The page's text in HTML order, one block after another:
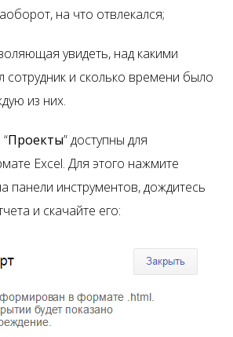
на что отвлекался;
увидеть, над какими
сотрудник и сколько времени было
из них.
Проекты” доступны для
Excel. Для этого нажмите
панели инструментов, дождитесь
и скачайте его: